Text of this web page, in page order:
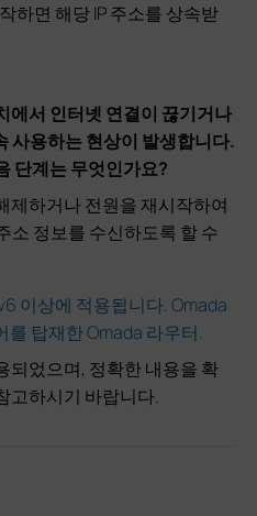
하면 해당 IP 주소를 상속받
에서 인터넷 연결이 끊기거나
사용하는 현상이 발생합니다.
단계는 무엇인가요?
제하거나 전원을 재시작하여
소 정보를 수신하도록 할 수
이상에 적용됩니다. Omada
를 탑재한 Omada 라우터.
되었으며, 정확한 내용을 확
고하시기 바랍니다.